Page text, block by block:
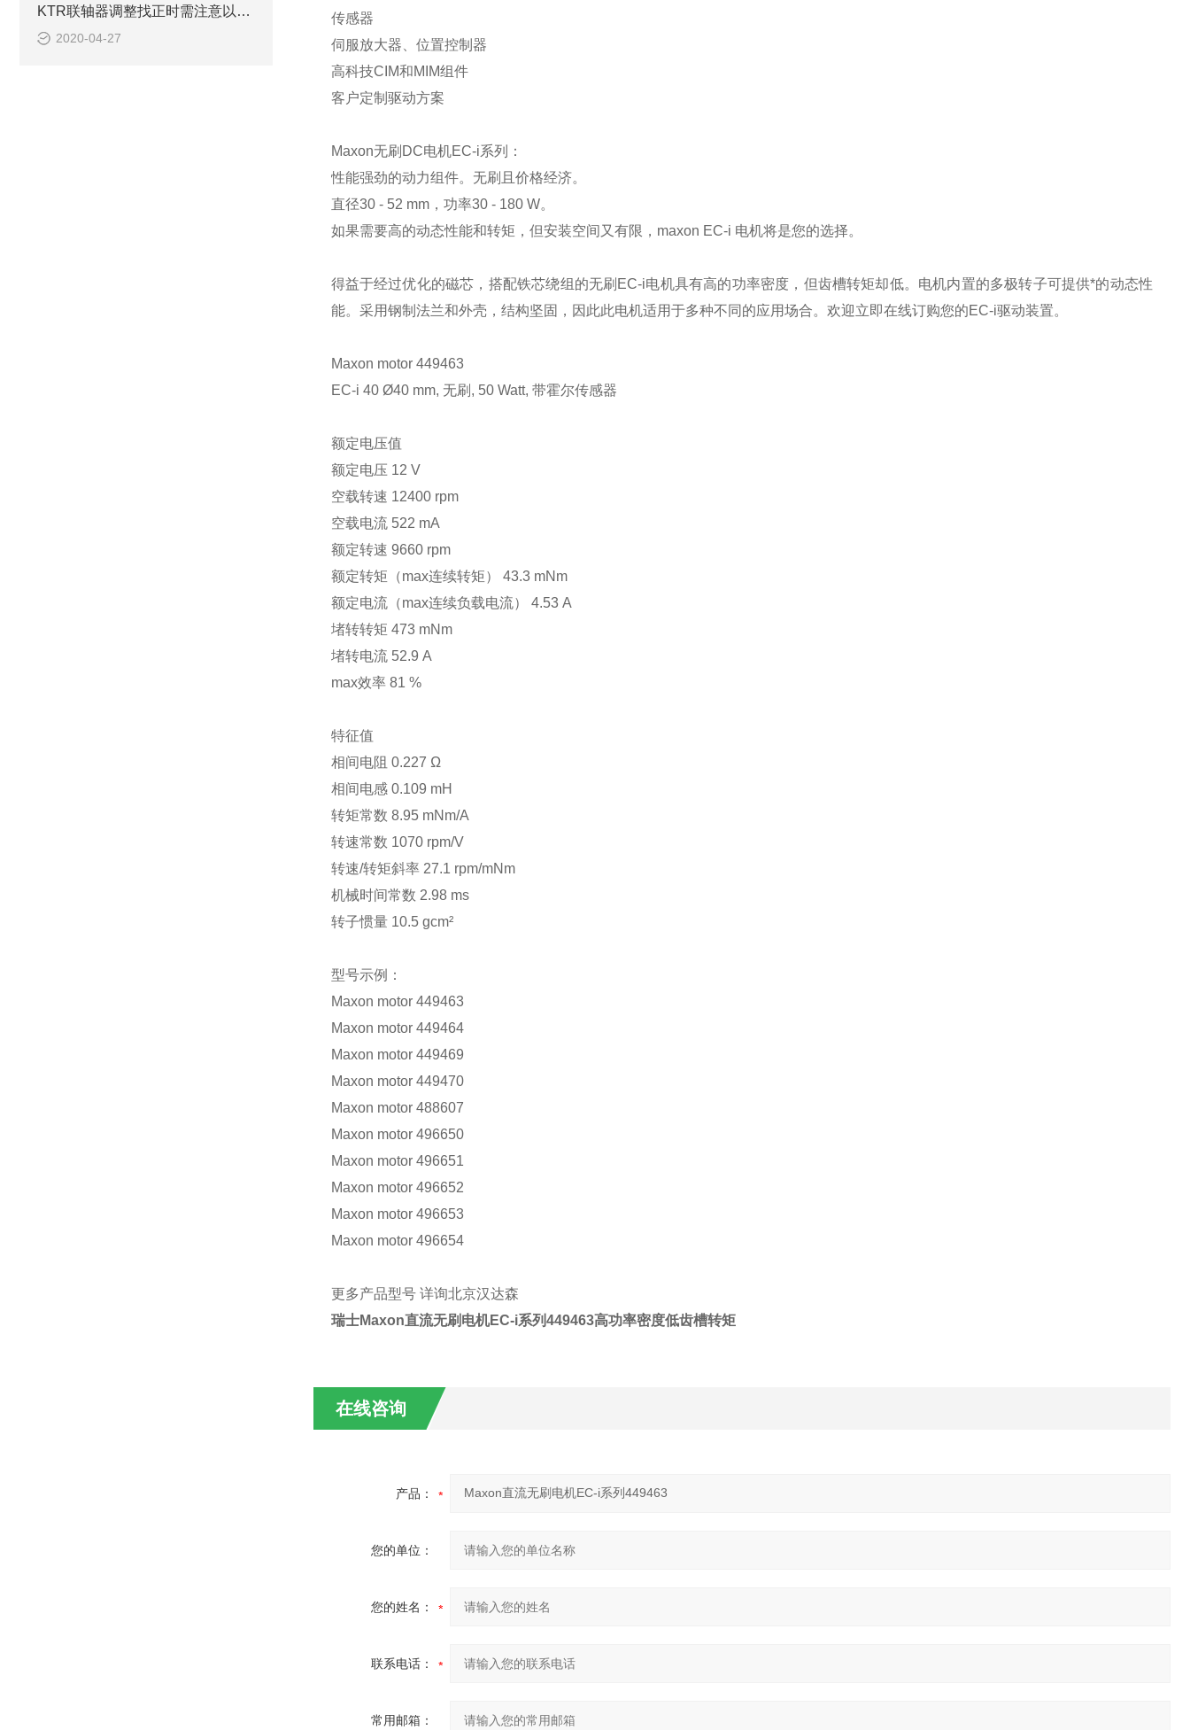
KTR联轴器调整找正时需注意以下几点
2020-04-27
传感器
伺服放大器、位置控制器
高科技CIM和MIM组件
客户定制驱动方案
Maxon无刷 DC电机EC-i系列：
性能强劲的动力组件。无刷且价格经济。
直径30 - 52 mm，功率30 - 180 W。
如果需要高的动态性能和转矩，但安装空间又有限， maxon EC-i 电机将是您的选择。
得益于经过优化的磁芯，搭配铁芯绕组的无刷 EC-i电机具有高的功率密度，但齿槽转矩却低。电机内置的多极转子可提供*的动态性
能。采用钢制法兰和外壳，结构坚固，因此此电机适用于多种不同的应用场合。欢迎立即在线订购您的EC-i驱动装置。
Maxon motor 449463
EC-i 40 Ø40 mm, 无刷 , 50 Watt, 带霍尔传感器
额定电压值
额定电压 12 V
空载转速 12400 rpm
空载电流 522 mA
额定转速 9660 rpm
额定转矩（max连续转矩）
43.3 mNm
额定电流（max连续负载电流）
4.53 A
堵转转矩 473 mNm
堵转电流 52.9 A
max效率 81 %
特征值
相间电阻 0.227 Ω
相间电感 0.109 mH
转矩常数 8.95 mNm/A
转速常数 1070 rpm/V
转速/转矩斜率 27.1 rpm/mNm
机械时间常数 2.98 ms
转子惯量 10.5 gcm²
型号示例：
Maxon motor 449463
Maxon motor 449464
Maxon motor 449469
Maxon motor 449470
Maxon motor 488607
Maxon motor 496650
Maxon motor 496651
Maxon motor 496652
Maxon motor 496653
Maxon motor 496654
更多产品型号 详询北京汉达森
瑞士Maxon直流无刷电机EC-i系列449463高功率密度低齿槽转矩
在线咨询
产品：
您的单位：
您的姓名：
联系电话：
常用邮箱：